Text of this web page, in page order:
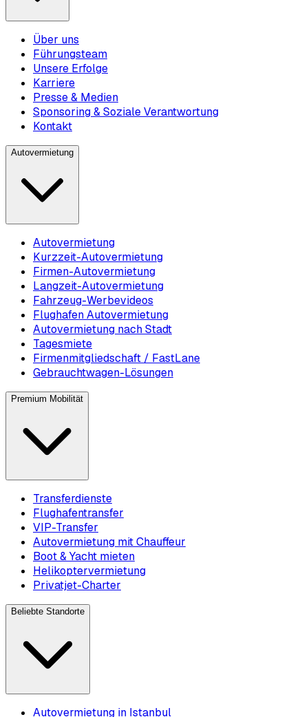
Über uns
Führungsteam
Unsere Erfolge
Karriere
Presse & Medien
Sponsoring & Soziale Verantwortung
Kontakt
Autovermietung
Autovermietung
Kurzzeit-Autovermietung
Firmen-Autovermietung
Langzeit-Autovermietung
Fahrzeug-Werbevideos
Flughafen Autovermietung
Autovermietung nach Stadt
Tagesmiete
Firmenmitgliedschaft / FastLane
Gebrauchtwagen-Lösungen
Premium Mobilität
Transferdienste
Flughafentransfer
VIP-Transfer
Autovermietung mit Chauffeur
Boot & Yacht mieten
Helikoptervermietung
Privatjet-Charter
Beliebte Standorte
Autovermietung in Istanbul